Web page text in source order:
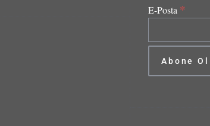
E-Posta *